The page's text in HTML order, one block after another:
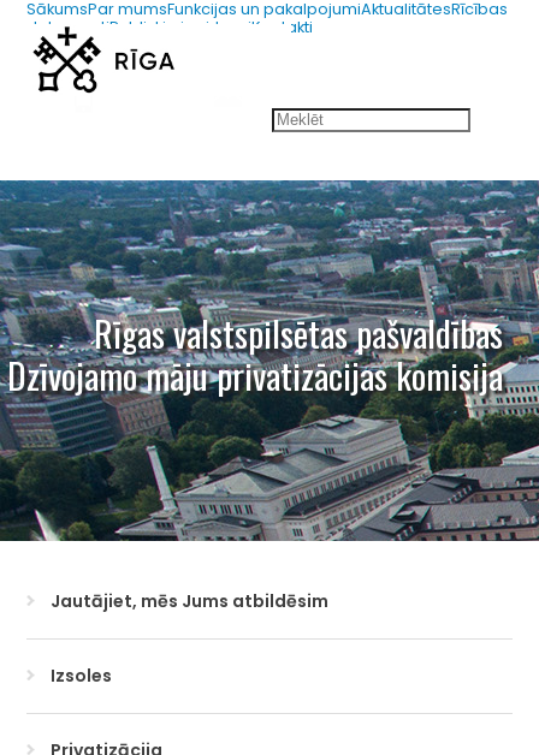
SākumsPar mumsFunkcijas un pakalpojumiAktualitātesRīcības
dokumentiPubliskie iepirkumiKontakti
Rīgas valstspilsētas pašvaldības
Dzīvojamo māju privatizācijas komisija
Jautājiet, mēs Jums atbildēsim
Izsoles
Privatizācija